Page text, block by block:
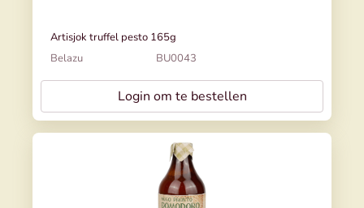
Artisjok truffel pesto 165g
Belazu
BU0043
Login om te bestellen